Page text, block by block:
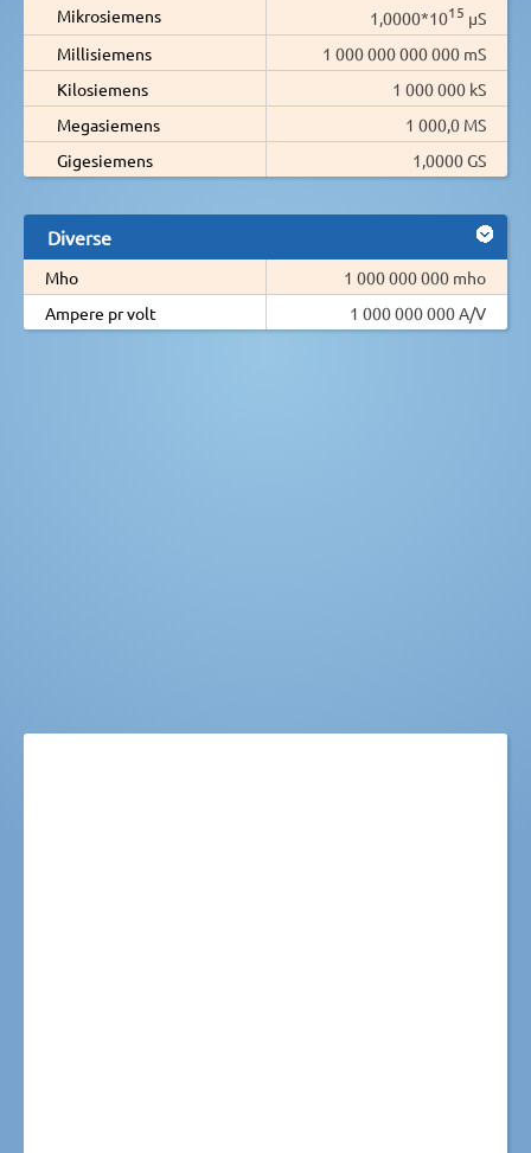
Mikrosiemens
1,0000*1015 µS
Millisiemens
1 000 000 000 000 mS
Kilosiemens
1 000 000 kS
Megasiemens
1 000,0 MS
Gigesiemens
1,0000 GS
Diverse
Mho
1 000 000 000 mho
Ampere pr volt
1 000 000 000 A/V